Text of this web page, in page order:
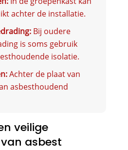
achter de installatie.
Bij oudere
is soms gebruik
isolatie.
Achter de plaat van
asbesthoudend
veilige
asbest